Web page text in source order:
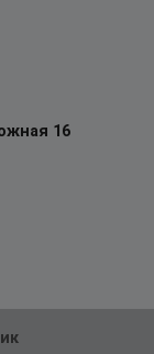
16